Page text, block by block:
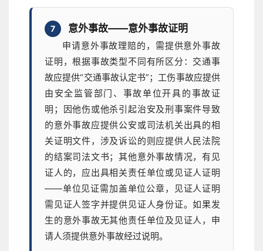
7 意外事故——意外事故证明
申请意外事故理赔的，需提供意外事故
证明，根据事故类型不同有所区分：交通事
故应提供“交通事故认定书”；工伤事故应提供
由安全监管部门、事故单位开具的事故证
明；因他伤或他杀引起治安及刑事案件导致
的意外事故应提供公安或司法机关出具的相
关证明文件，涉及诉讼的则应提供人民法院
的结案司法文书；其他意外事故情况，有见
证人的，应出具相关责任单位或见证人证明
——单位见证需加盖单位公章，见证人证明
需见证人签字并提供见证人身份证。如果发
生的意外事故无其他责任单位及见证人，申
请人须提供意外事故经过说明。